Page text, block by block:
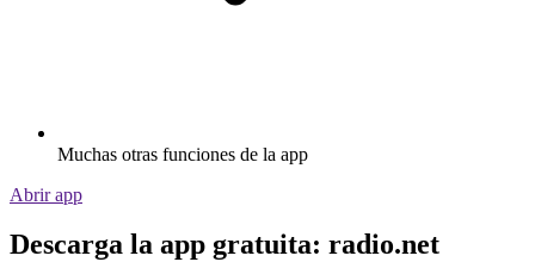
Muchas otras funciones de la app
Abrir app
Descarga la app gratuita: radio.net